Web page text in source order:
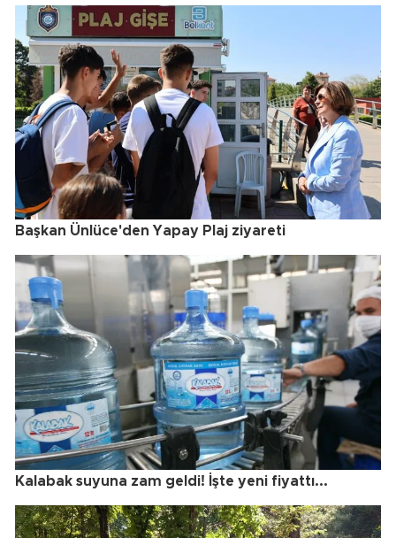
Başkan Ünlüce'den Yapay Plaj ziyareti
Kalabak suyuna zam geldi! İşte yeni fiyattı...